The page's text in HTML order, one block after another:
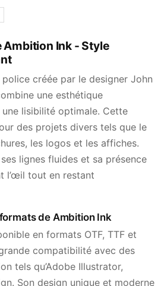
Ambition Ink - Style
créée par le designer John
une esthétique
lisibilité optimale. Cette
des projets divers tels que le
les logos et les affiches.
lignes fluides et sa présence
l’œil tout en restant
de Ambition Ink
en formats OTF, TTF et
compatibilité avec des
tels qu’Adobe Illustrator,
Son design unique et moderne